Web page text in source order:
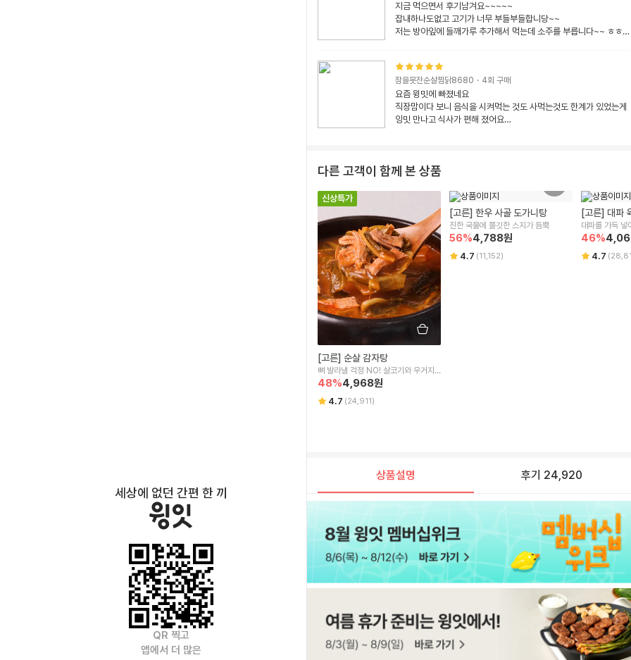
세상에 없던 간편 한 끼
QR 찍고
앱에서 더 많은
지금 먹으면서 후기남겨요~~~~~
잡내하나도없고 고기가 너무 부들부들합니당~~
저는 방아잎에 들깨가루 추가해서 먹는데 소주를 부릅니다~~ ㅎㅎ
잠을못잔순살찜닭8680 · 4회 구매
요즘 윙밋에 빠졌네요
직장맘이다 보니 음식을 시켜먹는 것도 사먹는것도 한계가 있었는게
잉밋 만나고 식사가 편해 졌어요
여기에 요즘 감자가 많으니 넣고 꿇이면 더 꿀맛일둣
국물이 살짝 제 입맛에 짜서 물 좀 조금 썩었습니다
만족합니다 또 냉동실에 쟁여 두어야 겠어요
요즘 냉동실 한칸이 잉밋 칸..ㅋ
비상 식량 처럼^^
다른 고객이 함께 본 상품
신상특가
[고른] 순살 감자탕
뼈 발라낼 걱정 NO! 살코기와 우거지
가 듬뿍
48%4,968원
4.7 (24,911 )
[고른] 한우 사골 도가니탕
진한 국물에 쫄깃한 스지가 듬뿍
56%4,788원
4.7 (11,152)
[고른] 대파
대파를 가득 넣
46%
4.7 (
상품설명 후기 24,920